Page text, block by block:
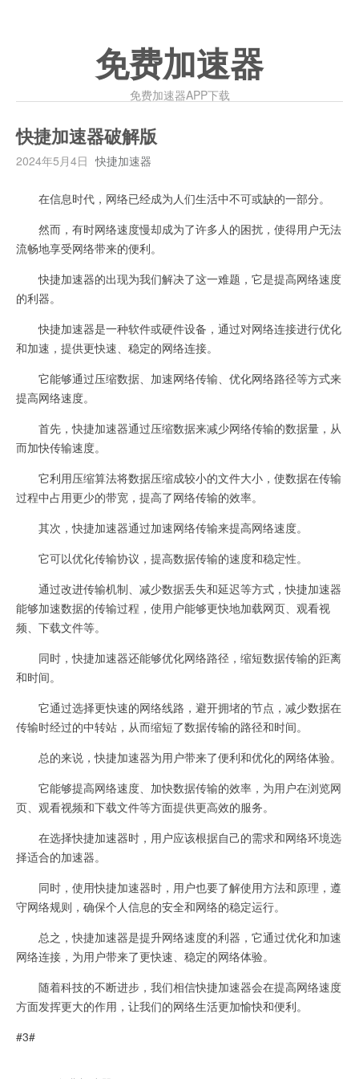
免费加速器
免费加速器APP下载
快捷加速器破解版
2024年5月4日 快捷加速器
在信息时代，网络已经成为人们生活中不可或缺的一部分。
然而，有时网络速度慢却成为了许多人的困扰，使得用户无法
流畅地享受网络带来的便利。
快捷加速器的出现为我们解决了这一难题，它是提高网络速度
的利器。
快捷加速器是一种软件或硬件设备，通过对网络连接进行优化
和加速，提供更快速、稳定的网络连接。
它能够通过压缩数据、加速网络传输、优化网络路径等方式来
提高网络速度。
首先，快捷加速器通过压缩数据来减少网络传输的数据量，从
而加快传输速度。
它利用压缩算法将数据压缩成较小的文件大小，使数据在传输
过程中占用更少的带宽，提高了网络传输的效率。
其次，快捷加速器通过加速网络传输来提高网络速度。
它可以优化传输协议，提高数据传输的速度和稳定性。
通过改进传输机制、减少数据丢失和延迟等方式，快捷加速器
能够加速数据的传输过程，使用户能够更快地加载网页、观看视
频、下载文件等。
同时，快捷加速器还能够优化网络路径，缩短数据传输的距离
和时间。
它通过选择更快速的网络线路，避开拥堵的节点，减少数据在
传输时经过的中转站，从而缩短了数据传输的路径和时间。
总的来说，快捷加速器为用户带来了便利和优化的网络体验。
它能够提高网络速度、加快数据传输的效率，为用户在浏览网
页、观看视频和下载文件等方面提供更高效的服务。
在选择快捷加速器时，用户应该根据自己的需求和网络环境选
择适合的加速器。
同时，使用快捷加速器时，用户也要了解使用方法和原理，遵
守网络规则，确保个人信息的安全和网络的稳定运行。
总之，快捷加速器是提升网络速度的利器，它通过优化和加速
网络连接，为用户带来了更快速、稳定的网络体验。
随着科技的不断进步，我们相信快捷加速器会在提高网络速度
方面发挥更大的作用，让我们的网络生活更加愉快和便利。
#3#